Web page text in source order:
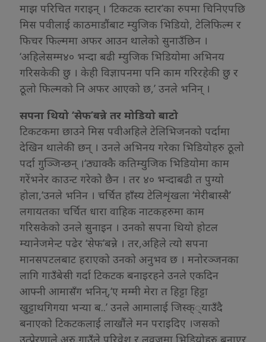
माझ परिचित गराइन् । ‘टिकटक स्टार’का रुपमा चिनिएपछि
मिस पवीलाई काठमाडौंबाट म्युजिक भिडियो, टेलिफिल्म र
फिचर फिल्ममा अफर आउन थालेको सुनाउँछिन ।
‘अहिलेसम्म४० भन्दा बढी म्युजिक भिडियोमा अभिनय
गरिसकेकी छु । केही विज्ञापनमा पनि काम गरिरहेकी छु र
ठूलो फिल्मको नि अफर आएको छ,’ उनले भनिन् ।
सपना थियो ‘सेफ’बन्ने तर मोडियो बाटो
टिकटकमा छाउने मिस पवीअहिले टेलिभिजनको पर्दामा
देखिन थालेकी छन् । उनले अभिनय गरेका भिडियोहरु ठूलो
पर्दा गुञ्जिन्छन् ।‘ठ्याक्कै कतिम्युजिक भिडियोमा काम
गरेंभनेर काउन्ट गरेको छैन । तर ४० भन्दाबढी त पुग्यो
होला,’उनले भनिन । चर्चित हाँस्य टेलिशृंखला ‘मेरीबास्सै’
लगायतका चर्चित धारा वाहिक नाटकहरुमा काम
गरिसकेको उनले सुनाइन । उनको सपना थियो होटल
म्यानेजमेन्ट पढेर ‘सेफ’बन्ने । तर,अहिले त्यो सपना
मानसपटलबाट हराएको उनको अनुभव छ । मनोरञ्जनका
लागि गाउँबेसी गर्दा टिकटक बनाइरहने उनले एकदिन
आफ्नी आमासँग भनिन्,‘ए मम्मी मेरा त हिट्टा हिट्टा
खुट्टाथगिगया भन्या ब..’ उनले आमालाई जिस्क््याउँदै
बनाएको टिकटकलाई लाखौंले मन पराइदिए ।जसको
उत्प्रेरणाले अरु गाउँले परिवेश र लवजमा भिडियोहरु बनाएर